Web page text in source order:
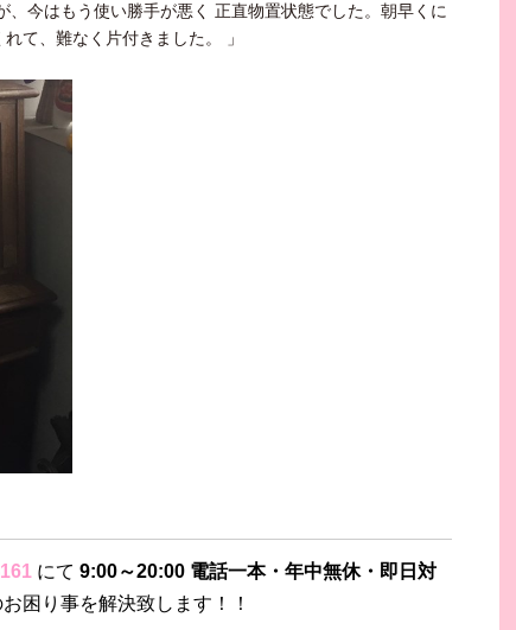
、今はもう使い勝手が悪く 正直物置状態でした。朝早くに
て、難なく片付きました。 」
にて 9:00～20:00 電話一本・年中無休・即日対
困り事を解決致します！！